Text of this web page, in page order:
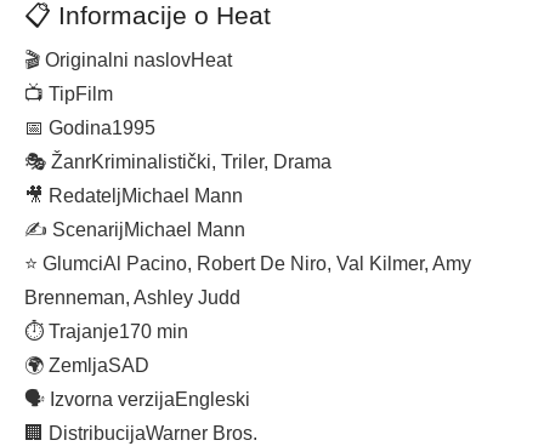
📋 Informacije o Heat
🎬 Originalni naslovHeat
📺 TipFilm
📅 Godina1995
🎭 ŽanrKriminalistički, Triler, Drama
🎥 RedateljMichael Mann
✍️ ScenarijMichael Mann
⭐ GlumciAl Pacino, Robert De Niro, Val Kilmer, Amy
Brenneman, Ashley Judd
⏱ Trajanje170 min
🌍 ZemljaSAD
🗣 Izvorna verzijaEngleski
🏢 DistribucijaWarner Bros.